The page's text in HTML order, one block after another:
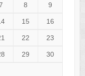
8 9
15 16
22 23
29 30